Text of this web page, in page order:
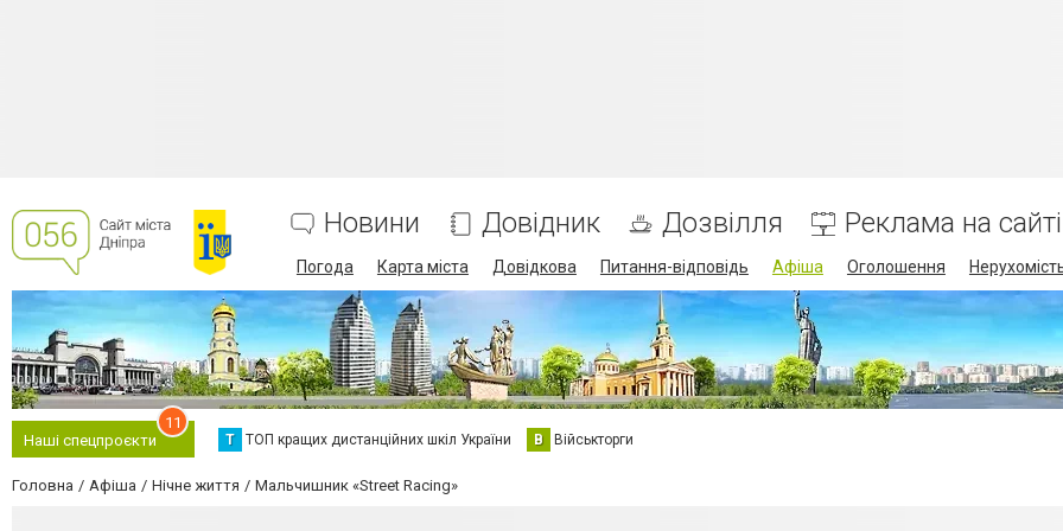
Новини Довідник Дозвілля Реклама на сайті
Погода Карта міста Довідкова Питання-відповідь Афіша Оголошення
Наші спецпроєкти
11
Т ТОП кращих дистанційних шкіл України В Військторги
Головна Афіша Нічне життя Мальчишник «Street Racing»